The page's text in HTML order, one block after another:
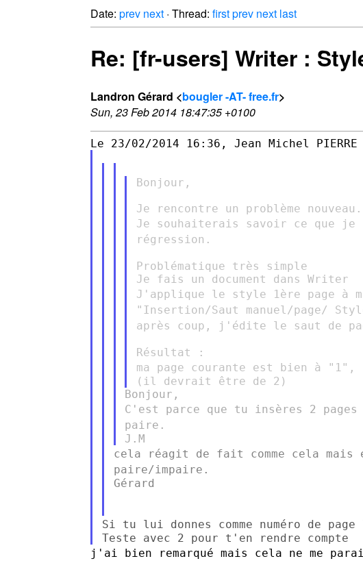
Date: prev next · Thread: firstprev next last
Re: [fr-users] Writer :
Landron Gérard <bougler -AT- free.fr>
Sun, 23 Feb 2014 18:47:35 +0100
Bonjour,
Je souhaiterais savoir ce que
régression.
Problématique très simple
J'applique le style 1ère page à
"Insertion/Saut manuel/page/
après coup, j'édite le saut de
ma page courante est bien à "1",
C'est parce que tu insères 2
paire.
cela réagit de fait comme cela
paire/impaire.
Gérard
Si tu lui donnes comme numéro de
j'ai bien remarqué mais cela ne me